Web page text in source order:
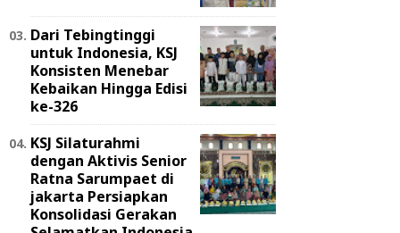
Dari Tebingtinggi
untuk Indonesia, KSJ
Konsisten Menebar
Kebaikan Hingga Edisi
ke-326
KSJ Silaturahmi
dengan Aktivis Senior
Ratna Sarumpaet di
jakarta Persiapkan
Konsolidasi Gerakan